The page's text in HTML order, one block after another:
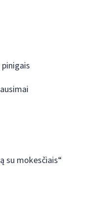
su mokesčiais“